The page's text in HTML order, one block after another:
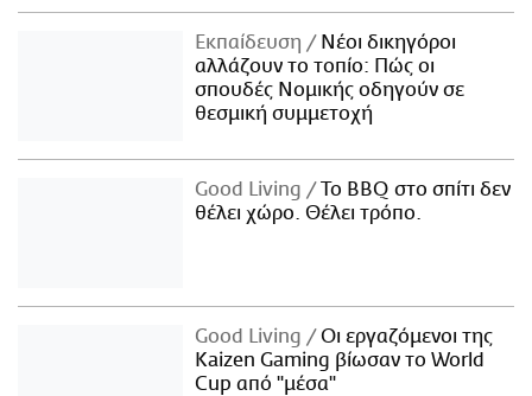
Εκπαίδευση
Νέοι δικηγόροι
αλλάζουν το τοπίο: Πώς οι
σπουδές Νομικής οδηγούν σε
θεσμική συμμετοχή
Good Living
Το BBQ στο σπίτι δεν
θέλει χώρο. Θέλει τρόπο.
Good Living
Οι εργαζόμενοι της
Kaizen Gaming βίωσαν το World
Cup από "μέσα"